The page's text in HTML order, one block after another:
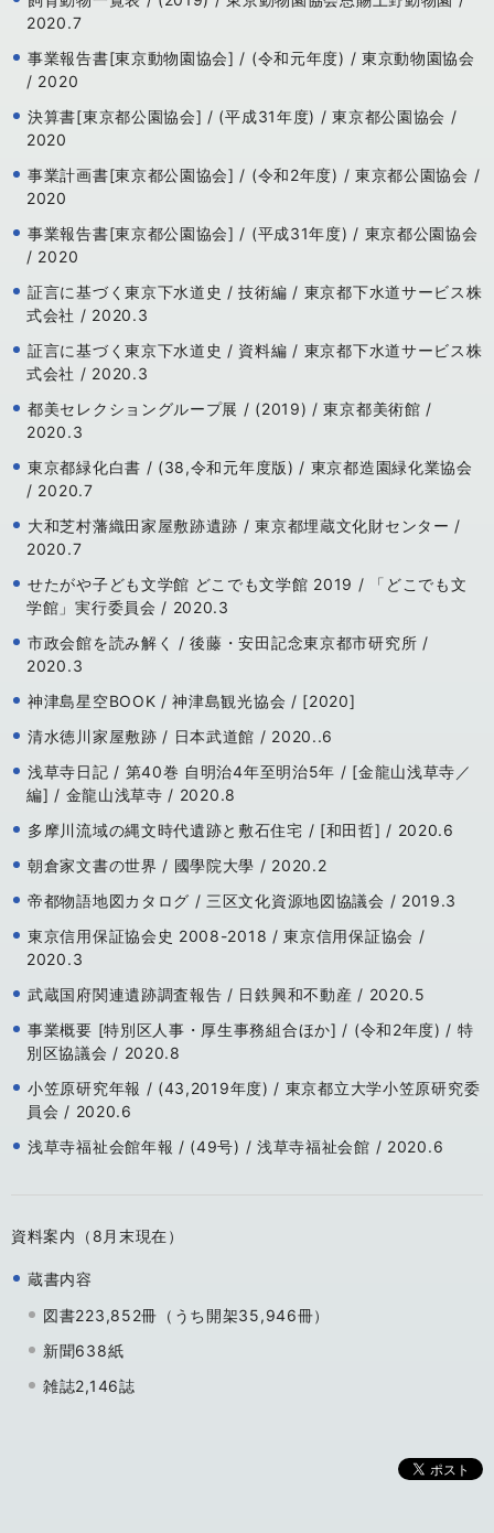
2020.7
事業報告書[東京動物園協会] / (令和元年度) / 東京動物園協会
/ 2020
決算書[東京都公園協会] / (平成31年度) / 東京都公園協会 /
2020
事業計画書[東京都公園協会] / (令和2年度) / 東京都公園協会 /
2020
事業報告書[東京都公園協会] / (平成31年度) / 東京都公園協会
/ 2020
証言に基づく東京下水道史 / 技術編 / 東京都下水道サービス株
式会社 / 2020.3
証言に基づく東京下水道史 / 資料編 / 東京都下水道サービス株
式会社 / 2020.3
都美セレクショングループ展 / (2019) / 東京都美術館 /
2020.3
東京都緑化白書 / (38,令和元年度版) / 東京都造園緑化業協会
/ 2020.7
大和芝村藩織田家屋敷跡遺跡 / 東京都埋蔵文化財センター /
2020.7
せたがや子ども文学館 どこでも文学館 2019 / 「どこでも文
学館」実行委員会 / 2020.3
市政会館を読み解く / 後藤・安田記念東京都市研究所 /
2020.3
神津島星空BOOK / 神津島観光協会 / [2020]
清水徳川家屋敷跡 / 日本武道館 / 2020..6
浅草寺日記 / 第40巻 自明治4年至明治5年 / [金龍山浅草寺／
編] / 金龍山浅草寺 / 2020.8
多摩川流域の縄文時代遺跡と敷石住宅 / [和田哲] / 2020.6
朝倉家文書の世界 / 國學院大學 / 2020.2
帝都物語地図カタログ / 三区文化資源地図協議会 / 2019.3
東京信用保証協会史 2008-2018 / 東京信用保証協会 /
2020.3
武蔵国府関連遺跡調査報告 / 日鉄興和不動産 / 2020.5
事業概要 [特別区人事・厚生事務組合ほか] / (令和2年度) / 特
別区協議会 / 2020.8
小笠原研究年報 / (43,2019年度) / 東京都立大学小笠原研究委
員会 / 2020.6
浅草寺福祉会館年報 / (49号) / 浅草寺福祉会館 / 2020.6
資料案内（8月末現在）
蔵書内容
図書223,852冊（うち開架35,946冊）
新聞638紙
雑誌2,146誌